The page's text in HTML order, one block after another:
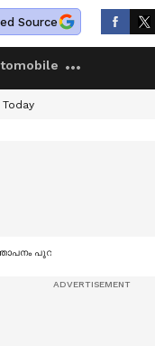
Source
പുറത്തിറക്കി